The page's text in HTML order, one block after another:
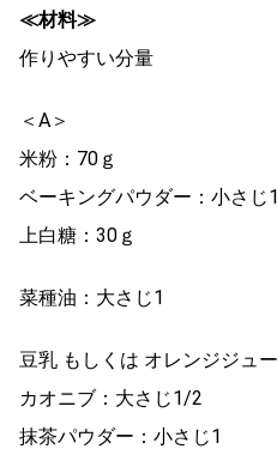
≪材料≫
作りやすい分量
＜A＞
米粉：70ｇ
ベーキングパウダー：小さじ1
上白糖：30ｇ
菜種油：大さじ1
豆乳 もしくは オレンジジュ
カオニブ：大さじ1/2
抹茶パウダー：小さじ1